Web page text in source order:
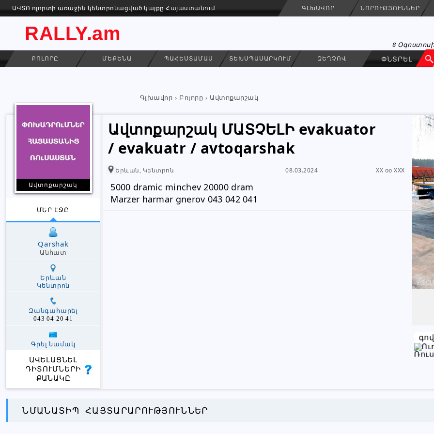
ԱՎՏՈ ոլորտի առաջին կենտրոնացված կայքը Հայաստանում ԳԼԽԱՎՈՐ ՆՈՐՈՒԹՅՈՒՆՆԵՐ
RALLY.am
8
ԲՈԼՈՐԸ ՄԵՔԵՆԱ ՊԱՀԵՍՏԱՄԱՍ ՏԵԽՍՊԱՍԱՐԿՈՒՄ ԶԵՂՉՈՎ
Գլխավոր Բոլորը Ավտոքարշակ
Ավտոքարշակ ՄԱՏՉԵԼԻ evakuator
/ evakuatr / avtoqarshak
Երևան, Կենտրոն 08.03.2024 XX oo XXX
5000 dramic minchev 20000 dram
Marzer harmar gnerov 043 042 041
Ավտոքարշակ
ՄԵՐ ԷՋԸ
Qarshak
Անհատ
Երևան
Կենտրոն
Զանգահարել
043 04 20 41
Գրել նամակ
ԱՎԵԼԱՑՆԵԼ
ԴԻՏՈՒՄՆԵՐԻ
ՔԱՆԱԿԸ
ԳՐԵԼ ՆԱՄԱԿ
ՆՄԱՆԱՏԻՊ ՀԱՅՏԱՐԱՐՈՒԹՅՈՒՆՆԵՐ